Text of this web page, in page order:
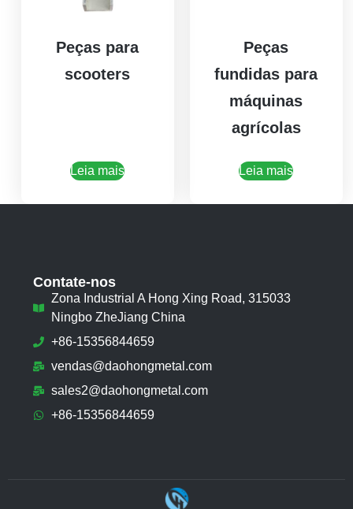
Peças para
scooters
Leia mais
Peças
fundidas para
máquinas
agrícolas
Leia mais
Contate-nos
Zona Industrial A Hong Xing Road, 315033
Ningbo ZheJiang China
+86-15356844659
vendas@daohongmetal.com
sales2@daohongmetal.com
+86-15356844659